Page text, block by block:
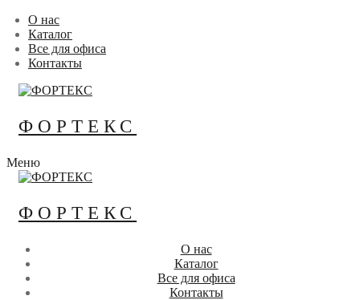
Перейти
содержимому
Меню
Закрыть
О нас
Каталог
Все для офиса
Контакты
ФОРТЕКС
Меню
ФОРТЕКС
О нас
Каталог
Все для офиса
Контакты